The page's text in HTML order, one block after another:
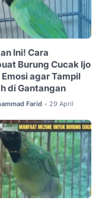
Ini! Cara
Burung Cucak Ijo
agar Tampil
di Gantangan
Farid • 29 April